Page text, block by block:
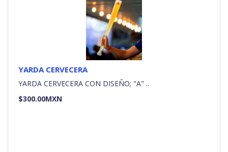
YARDA CERVECERA
YARDA CERVECERA CON DISEÑO; "A" ..
$300.00MXN